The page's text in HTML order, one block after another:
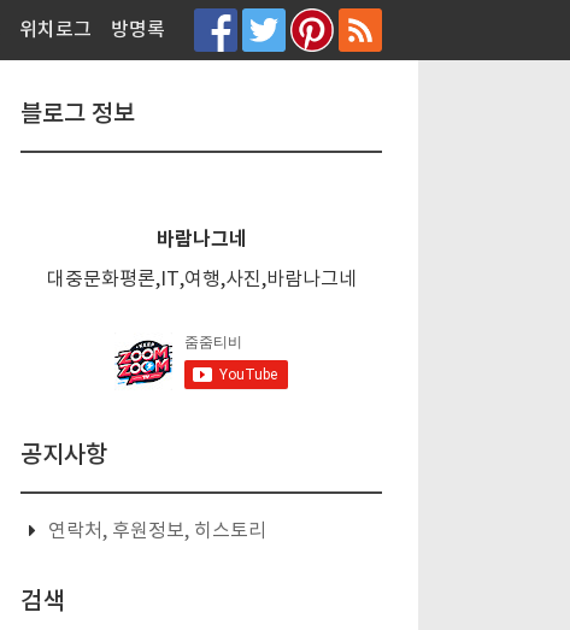
위치로그 방명록
블로그 정보
바람나그네
대중문화평론,IT,여행,사진,바람나그네
공지사항
연락처, 후원정보, 히스토리
검색